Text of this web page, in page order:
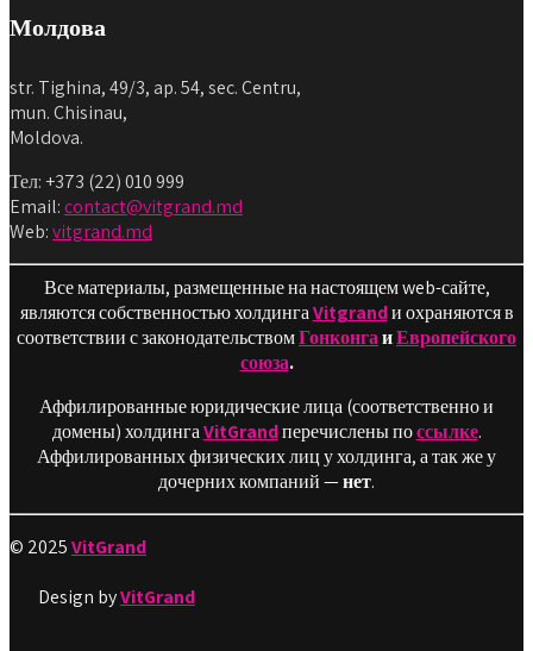
Молдова
str. Tighina, 49/3, ap. 54, sec. Centru,
mun. Chisinau,
Moldova.
Тел: +373 (22) 010 999
Email:contact@vitgrand.md
Web:vitgrand.md
Все материалы, размещенные на настоящем web-сайте,
являются собственностью холдингаVitgrandи охраняются в
соответствии с законодательствомГонконгаиЕвропейского
союза.
Аффилированные юридические лица (соответственно и
домены) холдингаVitGrandперечислены поссылке.
Аффилированных физических лиц у холдинга, а так же у
дочерних компаний —нет.
© 2025VitGrand
Design byVitGrand